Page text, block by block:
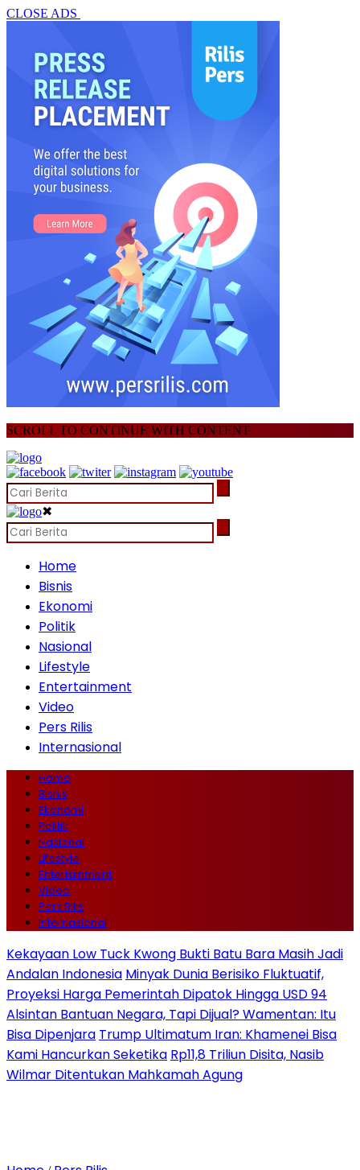
CLOSE ADS
SCROLL TO CONTINUE WITH CONTENT
✖
Home
Bisnis
Ekonomi
Politik
Nasional
Lifestyle
Entertainment
Video
Pers Rilis
Internasional
Home
Bisnis
Ekonomi
Politik
Nasional
Lifestyle
Entertainment
Video
Pers Rilis
Internasional
Kekayaan Low Tuck Kwong Bukti Batu Bara Masih Jadi
Andalan Indonesia Minyak Dunia Berisiko Fluktuatif,
Proyeksi Harga Pemerintah Dipatok Hingga USD 94
Alsintan Bantuan Negara, Tapi Dijual? Wamentan: Itu
Bisa Dipenjara Trump Ultimatum Iran: Khamenei Bisa
Kami Hancurkan Seketika Rp11,8 Triliun Disita, Nasib
Wilmar Ditentukan Mahkamah Agung